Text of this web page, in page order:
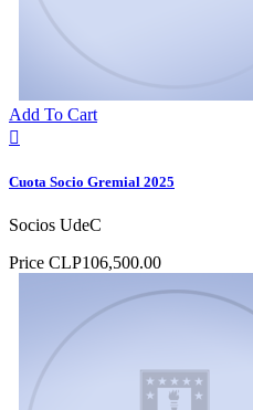
Add To Cart

Cuota Socio Gremial 2025
Socios UdeC
Price CLP106,500.00